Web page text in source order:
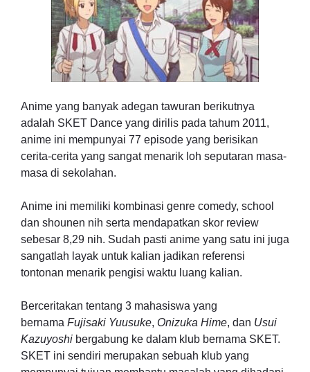
Anime yang banyak adegan tawuran berikutnya
adalah SKET Dance yang dirilis pada tahum 2011,
anime ini mempunyai 77 episode yang berisikan
cerita-cerita yang sangat menarik loh seputaran masa-
masa di sekolahan.
Anime ini memiliki kombinasi genre comedy, school
dan shounen nih serta mendapatkan skor review
sebesar 8,29 nih. Sudah pasti anime yang satu ini juga
sangatlah layak untuk kalian jadikan referensi
tontonan menarik pengisi waktu luang kalian.
Berceritakan tentang 3 mahasiswa yang
bernama Fujisaki Yuusuke, Onizuka Hime, dan Usui
Kazuyoshi bergabung ke dalam klub bernama SKET.
SKET ini sendiri merupakan sebuah klub yang